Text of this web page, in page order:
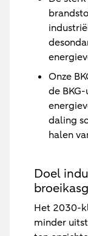
Onze
de
daling
halen
Doel
Het 2030-
minder